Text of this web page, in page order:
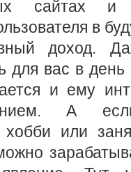
сайтах
в
доход.
для вас в
и ему
А
хобби или